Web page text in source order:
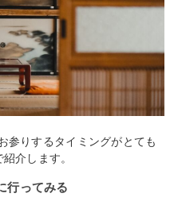
参りするタイミングがとても
介します。
行ってみる